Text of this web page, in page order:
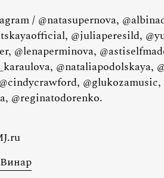
/ @natasupernova,
@juliaperesild,
@lenaperminova,
@nataliapodolskaya,
@reginatodorenko.